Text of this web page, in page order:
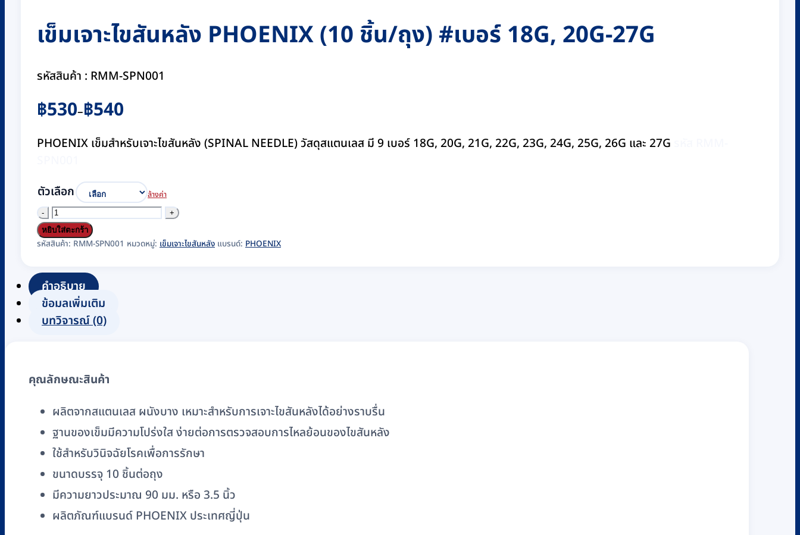
เข็มเจาะไขสันหลัง PHOENIX (10 ชิ้น/ถุง) #เบอร์ 18G, 20G-27G
รหัสสินค้า : RMM-SPN001
฿530–฿540
Price
range:
฿530
PHOENIX เข็มสำหรับเจาะไขสันหลัง (SPINAL NEEDLE) วัสดุสแตนเลส มี 9 เบอร์ 18G, 20G, 21G, 22G, 23G, 24G, 25G, 26G และ 27G
ตัวเลือก
ล้างค่า
จำนวน
เข็ม
เจาะ
PHOENIX
(10
ชิ้น/
20G-
ชิ้น
หยิบใส่ตะกร้า
รหัสสินค้า: RMM-SPN001 หมวดหมู่: เข็มเจาะไขสันหลัง แบรนด์: PHOENIX
คำอธิบาย
ข้อมูลเพิ่มเติม
บทวิจารณ์ (0)
คุณลักษณะสินค้า
ผลิตจากสแตนเลส ผนังบาง เหมาะสำหรับการเจาะไขสันหลังได้อย่างราบรื่น
ฐานของเข็มมีความโปร่งใส ง่ายต่อการตรวจสอบการไหลย้อนของไขสันหลัง
ใช้สำหรับวินิจฉัยโรคเพื่อการรักษา
ขนาดบรรจุ 10 ชิ้นต่อถุง
มีความยาวประมาณ 90 มม. หรือ 3.5 นิ้ว
ผลิตภัณฑ์แบรนด์ PHOENIX ประเทศญี่ปุ่น